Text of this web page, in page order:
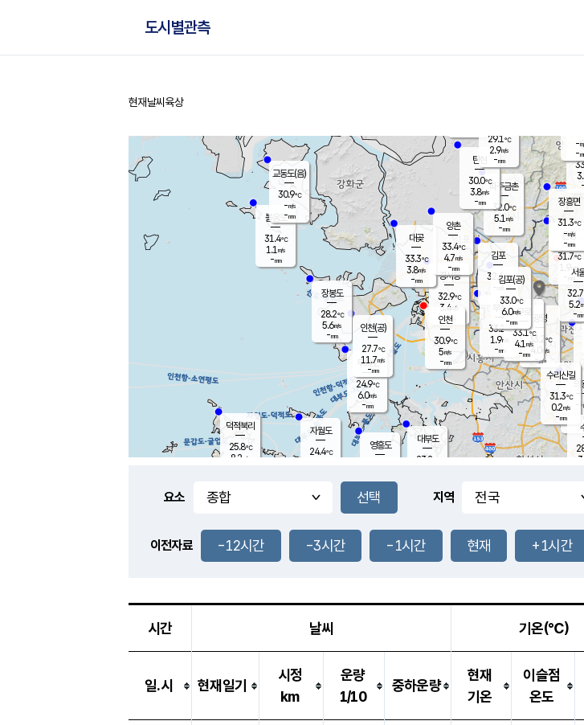
도시별관측
홈
현재날씨 육상
풍도
4.4m/s
무의도
24.9℃
6.0m/s
-mm
영흥도
볼음도
31.4℃
1.1 m/s
-mm
자월도
24.4℃
-
장봉도
28.2℃
5.6m/s
-mm
23.9
℃
대부도
23.2
-
경서동
32.9℃
3.4 m/s
-mm
파주금촌
32.0℃
5.1 m/s
-mm
대곶
33.3℃
3.8m/s
-mm
탄현
30.0℃
3.8m/s
-mm
-
김포
32.6℃
-m/s
mm
광명
33.2 ℃
4.0 m/s
-mm
부천
33.2℃
1.9m/s
-mm
-mm
양촌
33.4℃
4.7m/s
-mm
구로
33.1℃
4.1 m/s
-mm
은평
31.7℃
1.9 m/s
- mm
수리산길
31.3℃
0.2m/s
-mm
장흥면
31.3℃
-m/s
-mm
-
-
덕적북리
25.8℃
8.2 m/s
인천(공)
27.7℃
11.7m/s
-mm
김포(공)
33.0℃
6.0m/s
-mm
교동도(음)
30.9℃
-m/s
-mm
인천
30.9℃
5m/s
-mm
서
32.7
5.2
-mm
29.1℃
2.9m/s
-mm
요소 지역
이전자료 -12시간 -3시간 -1시간 현재 +1시간
시간 날씨 기온(℃)
일.시 현재일기
시정
km
운량
1/10
중하운량
현재
기온
이슬점
온도